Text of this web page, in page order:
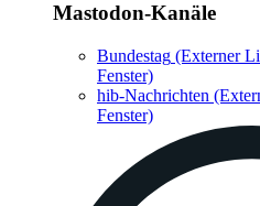
Mastodon-Kanäle
Bundestag (Externer
Fenster)
hib-Nachrichten
Fenster)